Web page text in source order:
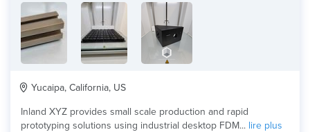
Yucaipa, California, US
Inland XYZ provides small scale production and rapid
prototyping solutions using industrial desktop FDM... lire plus